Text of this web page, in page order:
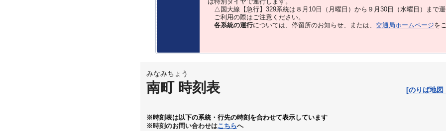
△国大線【急行】329系統は８月10日（月曜日）から９月30日（水曜日）まで
ご利用の際はご注意ください。
各系統の運行については、停留所のお知らせ、または、 交通局ホームページを
みなみちょう
南町 時刻表 [のりば地図
※時刻表は以下の系統・行先の時刻を合わせて表示しています
※時刻のお問い合わせはこちらへ